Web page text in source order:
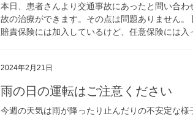
本日、患者さんより交通事故にあったと問い合
故の治療ができます。その点は問題ありません
賠責保険には加入しているけど、任意保険には
2024年2月21日
雨の日の運転はご注意ください
今週の天気は雨が降ったり止んだりの不安定な